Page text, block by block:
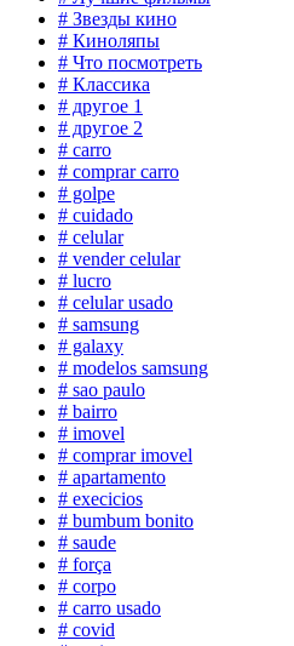
# Звезды кино
# Киноляпы
# Что посмотреть
# Классика
# другое 1
# другое 2
# carro
# comprar carro
# golpe
# cuidado
# celular
# vender celular
# lucro
# celular usado
# samsung
# galaxy
# modelos samsung
# sao paulo
# bairro
# imovel
# comprar imovel
# apartamento
# execicios
# bumbum bonito
# saude
# força
# corpo
# carro usado
# covid